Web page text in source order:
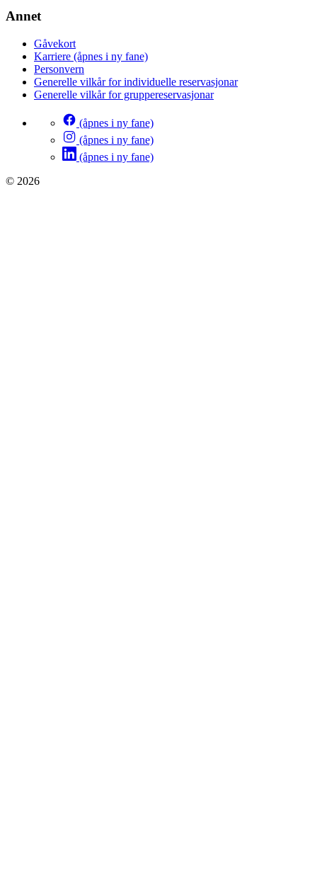
Annet
Gåvekort
Karriere (åpnes i ny fane)
Personvern
Generelle vilkår for individuelle reservasjonar
Generelle vilkår for gruppereservasjonar
(åpnes i ny fane)
(åpnes i ny fane)
(åpnes i ny fane)
© 2026